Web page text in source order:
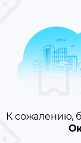
К сожалению,